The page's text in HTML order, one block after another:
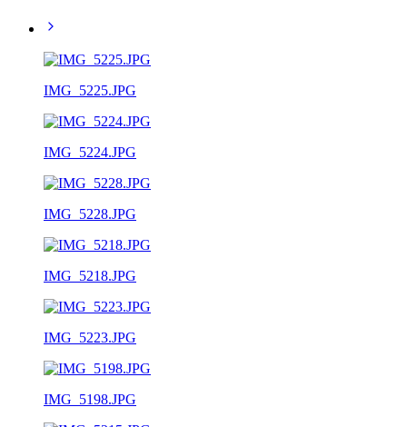
IMG_5225.JPG
IMG_5224.JPG
IMG_5228.JPG
IMG_5218.JPG
IMG_5223.JPG
IMG_5198.JPG